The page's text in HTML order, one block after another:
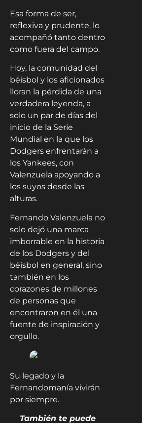
Esa forma de ser,
reflexiva y prudente, lo
acompañó tanto dentro
como fuera del campo.
Hoy, la comunidad del
béisbol y los aficionados
lloran la pérdida de una
verdadera leyenda, a
solo un par de días del
inicio de la Serie
Mundial en la que los
Dodgers enfrentarán a
los Yankees, con
Valenzuela apoyando a
los suyos desde las
alturas.
Fernando Valenzuela no
solo dejó una marca
imborrable en la historia
de los Dodgers y del
béisbol en general, sino
también en los
corazones de millones
de personas que
encontraron en él una
fuente de inspiración y
orgullo.
Su legado y la
Fernandomanía vivirán
por siempre.
También te puede